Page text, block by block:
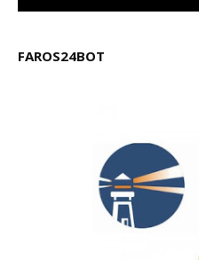
FAROS24BOT